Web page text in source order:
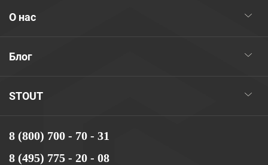
8 (800) 700 - 70 - 31
8 (495) 775 - 20 - 08
STOUT
Блог
О нас